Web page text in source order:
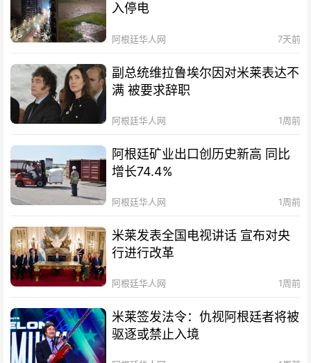
入停电
阿根廷华人网 7天前
副总统维拉鲁埃尔因对米莱表达不
满 被要求辞职
阿根廷华人网 1周前
阿根廷矿业出口创历史新高 同比
增长74.4%
阿根廷华人网 1周前
米莱发表全国电视讲话 宣布对央
行进行改革
阿根廷华人网 1周前
米莱签发法令：仇视阿根廷者将被
驱逐或禁止入境